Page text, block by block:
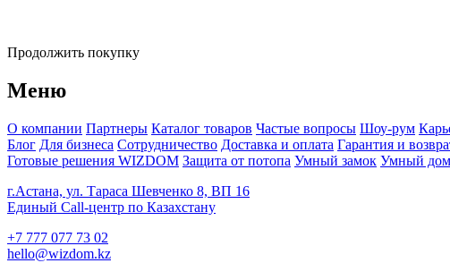
Продолжить покупку
Меню
О компании Партнеры Каталог товаров Частые вопросы Шоу-рум
Блог Для бизнеса Сотрудничество Доставка и оплата Гарантия и
Готовые решения WIZDOM Защита от потопа Умный замок Умный
г.Астана, ул. Тараса Шевченко 8, ВП 16
Единый Call-центр по Казахстану
+7 777 077 73 02
hello@wizdom.kz